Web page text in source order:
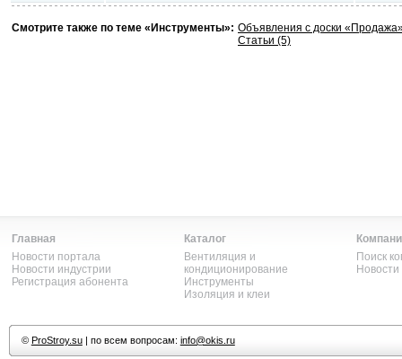
Смотрите также по теме «Инструменты»: Объявления с доски
Статьи (5)
Главная
Новости портала
Новости индустрии
Регистрация абонента
Каталог
Вентиляция и
кондиционирование
Инструменты
Изоляция и клеи
Поиск
© ProStroy.su| по всем вопросам: info@okis.ru